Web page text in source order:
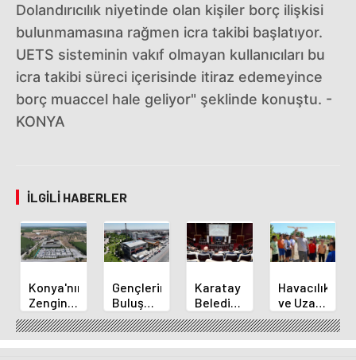
Dolandırıcılık niyetinde olan kişiler borç ilişkisi
bulunmamasına rağmen icra takibi başlatıyor.
UETS sisteminin vakıf olmayan kullanıcıları bu
icra takibi süreci içerisinde itiraz edemeyince
borç muaccel hale geliyor" şeklinde konuştu. -
KONYA
İLGILI HABERLER
Konya'nın
Zengin
Mutfağı
GastroFest'te
Tanıtılacak
Gençlerin
Buluşma
Noktası
Talha
Bayrakçı
Karatay
Belediye
Başkanı
Kılca
Yeni
Havacılık
ve Uzay
Yaz
Kursu
Başladı